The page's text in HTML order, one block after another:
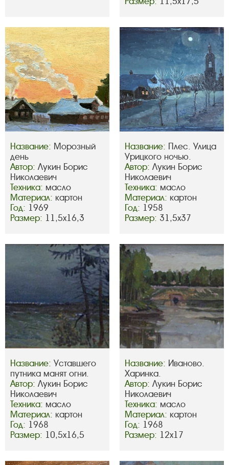
Название: Морозный
день
Автор: Лукин Борис
Николаевич
Техника: масло
Материал: картон
Год: 1969
Размер: 11,5х16,3
Название: Плес. Улица
Урицкого ночью.
Автор: Лукин Борис
Николаевич
Техника: масло
Материал: картон
Год: 1958
Размер: 31,5х37
Название: Уставшего
путника манят огни.
Автор: Лукин Борис
Николаевич
Техника: масло
Материал: картон
Год: 1968
Размер: 10,5х16,5
Название: Иваново.
Харинка.
Автор: Лукин Борис
Николаевич
Техника: масло
Материал: картон
Год: 1968
Размер: 12х17